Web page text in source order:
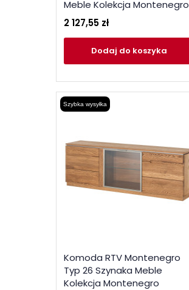
Meble Kolekcja Montenegro
2 127,55 zł
Dodaj do koszyka
Szybka wysyłka
Komoda RTV Montenegro
Typ 26 Szynaka Meble
Kolekcja Montenegro